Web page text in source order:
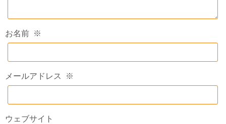
お名前 ※
メールアドレス ※
ウェブサイト